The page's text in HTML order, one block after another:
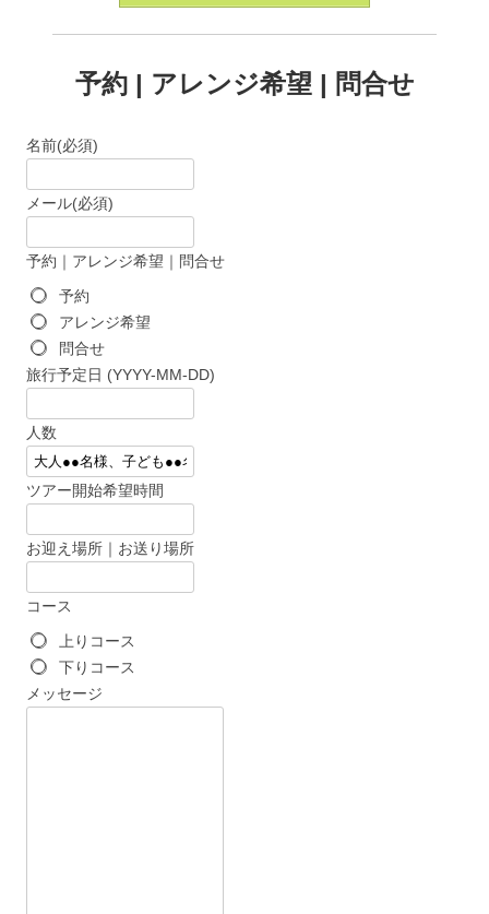
予約 | アレンジ希望 | 問合せ
名前(必須)
メール(必須)
予約｜アレンジ希望｜問合せ
予約
アレンジ希望
問合せ
旅行予定日 (YYYY-MM-DD)
人数
ツアー開始希望時間
お迎え場所｜お送り場所
コース
上りコース
下りコース
メッセージ